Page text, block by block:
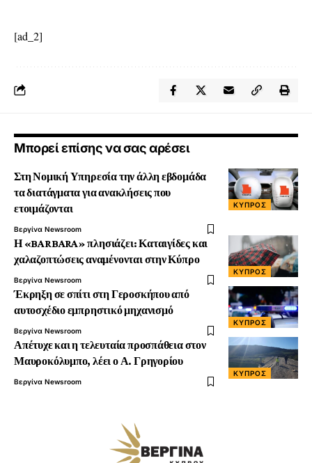
[ad_2]
Μπορεί επίσης να σας αρέσει
ΚΎΠΡΟΣ
Στη Νομική Υπηρεσία την άλλη εβδομάδα
τα διατάγματα για ανακλήσεις που
ετοιμάζονται
Βεργίνα Newsroom
ΚΎΠΡΟΣ
Η «BARBARA» πλησιάζει: Καταιγίδες και
χαλαζοπτώσεις αναμένονται στην Κύπρο
Βεργίνα Newsroom
ΚΎΠΡΟΣ
Έκρηξη σε σπίτι στη Γεροσκήπου από
αυτοσχέδιο εμπρηστικό μηχανισμό
Βεργίνα Newsroom
ΚΎΠΡΟΣ
Απέτυχε και η τελευταία προσπάθεια στον
Μαυροκόλυμπο, λέει ο Α. Γρηγορίου
Βεργίνα Newsroom